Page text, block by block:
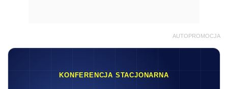
AUTOPROMOCJA
KONFERENCJA STACJONARNA